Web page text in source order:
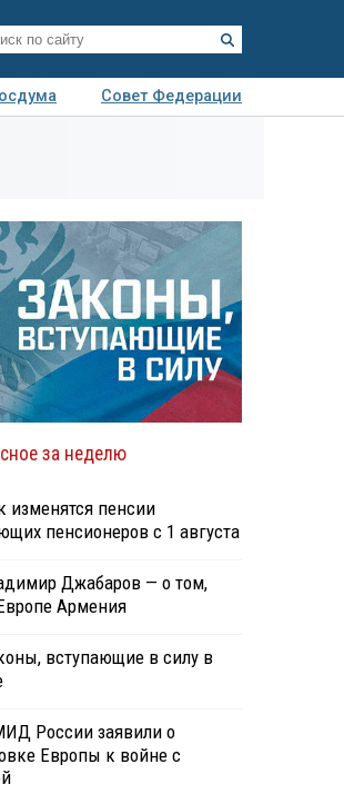
Совет Федерации
за неделю
изменятся пенсии
пенсионеров с 1 августа
Джабаров — о том,
Армения
вступающие в силу в
России заявили о
Европы к войне с